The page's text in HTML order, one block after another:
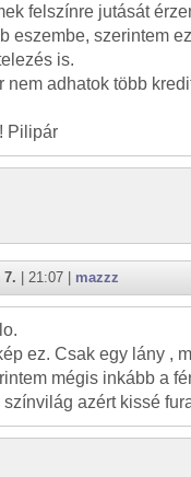
felszínre jutását
eszembe, szerintem
is.
nem adhatok több
Pilipár
7. | 21:07 | mazzz
ez. Csak egy lány ,
mégis inkább a
színvilág azért kissé